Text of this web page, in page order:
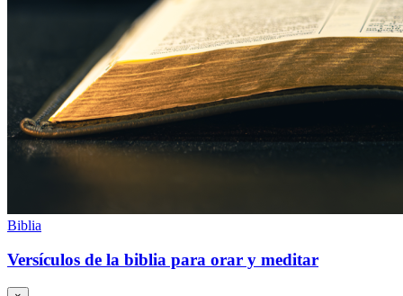
Biblia
Versículos de la biblia para orar y meditar